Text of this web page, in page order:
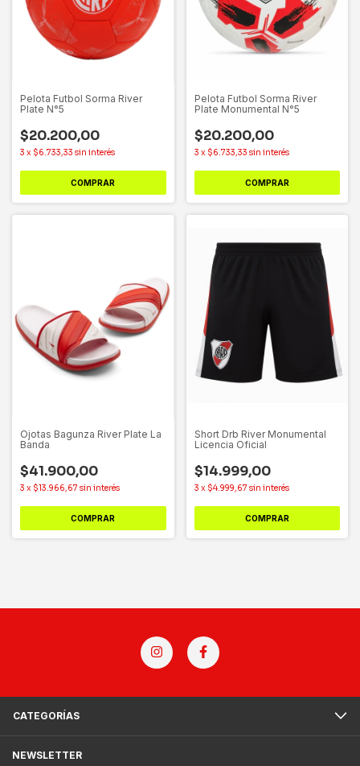
Pelota Futbol Sorma River
Plate N°5
$20.200,00
3 x $6.733,33 sin interés
COMPRAR
Pelota Futbol Sorma River
Plate Monumental N°5
$20.200,00
3 x $6.733,33 sin interés
COMPRAR
Ojotas Bagunza River Plate La
Banda
$41.900,00
3 x $13.966,67 sin interés
COMPRAR
Short Drb River Monumental
Licencia Oficial
$14.999,00
3 x $4.999,67 sin interés
COMPRAR
CATEGORÍAS
NEWSLETTER